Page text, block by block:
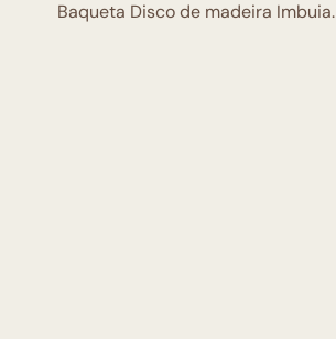
Baqueta Disco de madeira Imbuia.